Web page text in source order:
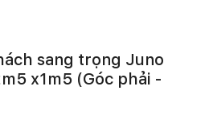
sang trọng Juno
x1m5 (Góc phải -